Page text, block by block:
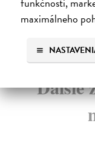
maximálneho
16,09 €
Ďalšie